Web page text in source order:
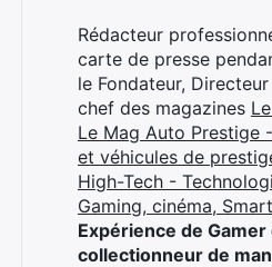
Rédacteur
carte de presse
le Fondateur,
chef des magazines
Le Mag Auto Prestige
et véhicules de
High-Tech -
Gaming, cinéma,
Expérience de Gamer
collectionneur de